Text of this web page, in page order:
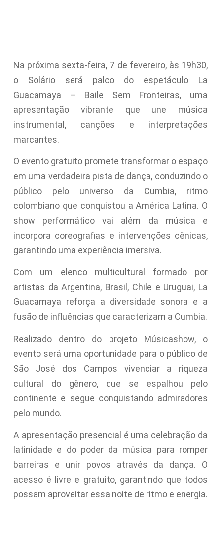
Na próxima sexta-feira, 7 de fevereiro, às 19h30,
o Solário será palco do espetáculo La
Guacamaya – Baile Sem Fronteiras, uma
apresentação vibrante que une música
instrumental, canções e interpretações
marcantes.
O evento gratuito promete transformar o espaço
em uma verdadeira pista de dança, conduzindo o
público pelo universo da Cumbia, ritmo
colombiano que conquistou a América Latina. O
show performático vai além da música e
incorpora coreografias e intervenções cênicas,
garantindo uma experiência imersiva.
Com um elenco multicultural formado por
artistas da Argentina, Brasil, Chile e Uruguai, La
Guacamaya reforça a diversidade sonora e a
fusão de influências que caracterizam a Cumbia.
Realizado dentro do projeto Músicashow, o
evento será uma oportunidade para o público de
São José dos Campos vivenciar a riqueza
cultural do gênero, que se espalhou pelo
continente e segue conquistando admiradores
pelo mundo.
A apresentação presencial é uma celebração da
latinidade e do poder da música para romper
barreiras e unir povos através da dança. O
acesso é livre e gratuito, garantindo que todos
possam aproveitar essa noite de ritmo e energia.